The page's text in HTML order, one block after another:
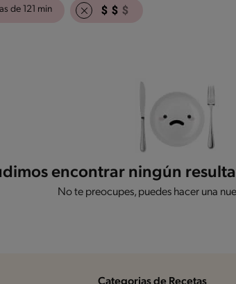
de 121 min
encontrar ningún
No te preocupes, puedes hacer una
Categorias de Recetas